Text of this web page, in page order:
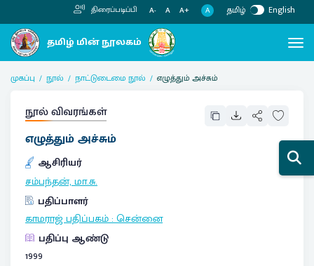
திரைப்படிப்பி A- A A+ A தமிழ் English
முகப்பு நூல் நாட்டுடைமை நூல் எழுத்தும் அச்சும்
நூல் விவரங்கள்
எழுத்தும் அச்சும்
ஆசிரியர்
சம்பந்தன், மா.சு.
பதிப்பாளர்
காமராஜ் பதிப்பகம்:சென்னை
பதிப்பு ஆண்டு
1999